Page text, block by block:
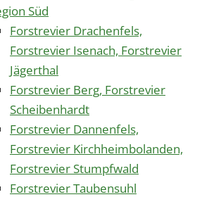
Süd
Forstrevier Drachenfels,
Forstrevier Isenach, Forstrevier
Jägerthal
Forstrevier Berg, Forstrevier
Scheibenhardt
Forstrevier Dannenfels,
Forstrevier Kirchheimbolanden,
Forstrevier Stumpfwald
Forstrevier Taubensuhl